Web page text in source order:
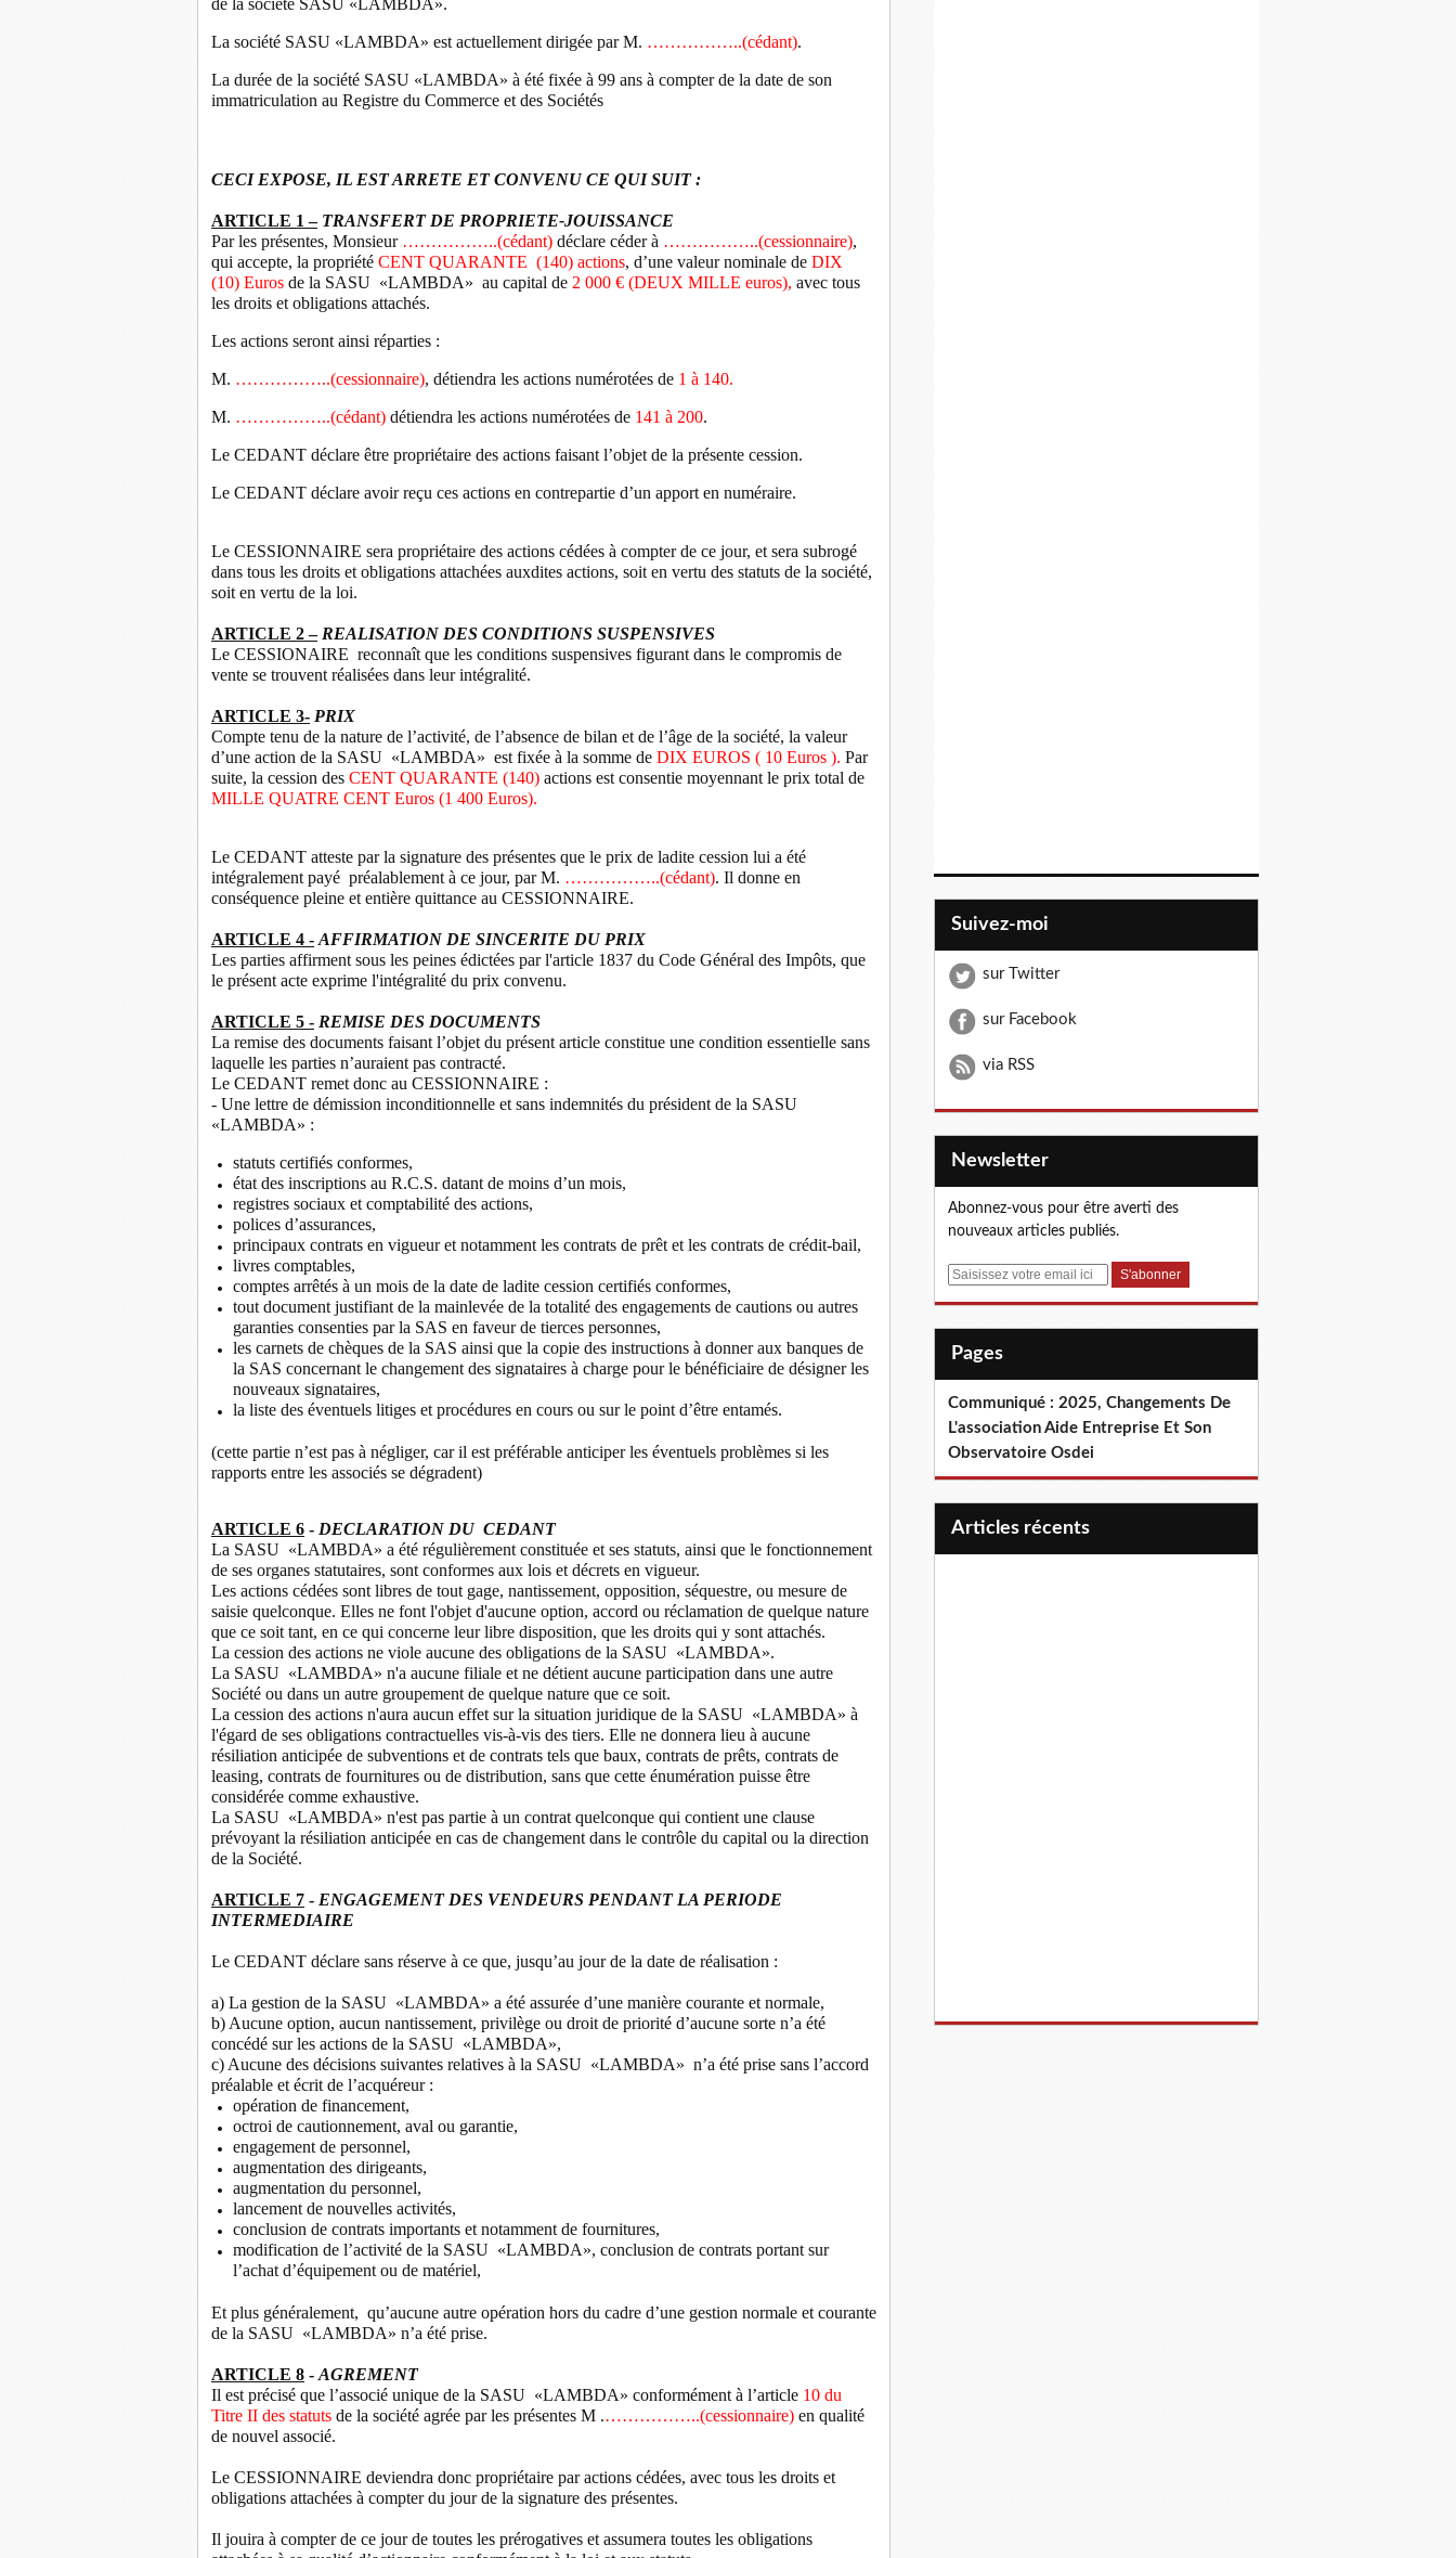
de la société SASU «LAMBDA».
La société SASU «LAMBDA» est actuellement dirigée par M. ……………..(cédant).
La durée de la société SASU «LAMBDA» à été fixée à 99 ans à compter de la date de son
immatriculation au Registre du Commerce et des Sociétés
CECI EXPOSE, IL EST ARRETE ET CONVENU CE QUI SUIT :
ARTICLE 1 – TRANSFERT DE PROPRIETE-JOUISSANCE
Par les présentes, Monsieur ……………..(cédant) déclare céder à ……………..(cessionnaire),
qui accepte, la propriété CENT QUARANTE (140) actions, d’une valeur nominale de DIX
(10) Euros de la SASU «LAMBDA» au capital de 2 000 € (DEUX MILLE euros), avec tous
les droits et obligations attachés.
Les actions seront ainsi réparties :
M. ……………..(cessionnaire), détiendra les actions numérotées de 1 à 140.
M. ……………..(cédant) détiendra les actions numérotées de 141 à 200.
Le CEDANT déclare être propriétaire des actions faisant l’objet de la présente cession.
Le CEDANT déclare avoir reçu ces actions en contrepartie d’un apport en numéraire.
Le CESSIONNAIRE sera propriétaire des actions cédées à compter de ce jour, et sera subrogé
dans tous les droits et obligations attachées auxdites actions, soit en vertu des statuts de la société,
soit en vertu de la loi.
ARTICLE 2 – REALISATION DES CONDITIONS SUSPENSIVES
Le CESSIONAIRE reconnaît que les conditions suspensives figurant dans le compromis de
vente se trouvent réalisées dans leur intégralité.
ARTICLE 3- PRIX
Compte tenu de la nature de l’activité, de l’absence de bilan et de l’âge de la société, la valeur
d’une action de la SASU «LAMBDA» est fixée à la somme de DIX EUROS ( 10 Euros ). Par
suite, la cession des CENT QUARANTE (140) actions est consentie moyennant le prix total de
MILLE QUATRE CENT Euros (1 400 Euros).
Le CEDANT atteste par la signature des présentes que le prix de ladite cession lui a été
intégralement payé préalablement à ce jour, par M. ……………..(cédant). Il donne en
conséquence pleine et entière quittance au CESSIONNAIRE.
ARTICLE 4 - AFFIRMATION DE SINCERITE DU PRIX
Les parties affirment sous les peines édictées par l'article 1837 du Code Général des Impôts, que
le présent acte exprime l'intégralité du prix convenu.
ARTICLE 5 - REMISE DES DOCUMENTS
La remise des documents faisant l’objet du présent article constitue une condition essentielle sans
laquelle les parties n’auraient pas contracté.
Le CEDANT remet donc au CESSIONNAIRE :
- Une lettre de démission inconditionnelle et sans indemnités du président de la SASU
«LAMBDA» :
statuts certifiés conformes,
état des inscriptions au R.C.S. datant de moins d’un mois,
registres sociaux et comptabilité des actions,
polices d’assurances,
principaux contrats en vigueur et notamment les contrats de prêt et les contrats de crédit-bail,
livres comptables,
comptes arrêtés à un mois de la date de ladite cession certifiés conformes,
tout document justifiant de la mainlevée de la totalité des engagements de cautions ou autres
garanties consenties par la SAS en faveur de tierces personnes,
les carnets de chèques de la SAS ainsi que la copie des instructions à donner aux banques de
la SAS concernant le changement des signataires à charge pour le bénéficiaire de désigner les
nouveaux signataires,
la liste des éventuels litiges et procédures en cours ou sur le point d’être entamés.
(cette partie n’est pas à négliger, car il est préférable anticiper les éventuels problèmes si les
rapports entre les associés se dégradent)
ARTICLE 6 - DECLARATION DU CEDANT
La SASU «LAMBDA» a été régulièrement constituée et ses statuts, ainsi que le fonctionnement
de ses organes statutaires, sont conformes aux lois et décrets en vigueur.
Les actions cédées sont libres de tout gage, nantissement, opposition, séquestre, ou mesure de
saisie quelconque. Elles ne font l'objet d'aucune option, accord ou réclamation de quelque nature
que ce soit tant, en ce qui concerne leur libre disposition, que les droits qui y sont attachés.
La cession des actions ne viole aucune des obligations de la SASU «LAMBDA».
La SASU «LAMBDA» n'a aucune filiale et ne détient aucune participation dans une autre
Société ou dans un autre groupement de quelque nature que ce soit.
La cession des actions n'aura aucun effet sur la situation juridique de la SASU «LAMBDA» à
l'égard de ses obligations contractuelles vis-à-vis des tiers. Elle ne donnera lieu à aucune
résiliation anticipée de subventions et de contrats tels que baux, contrats de prêts, contrats de
leasing, contrats de fournitures ou de distribution, sans que cette énumération puisse être
considérée comme exhaustive.
La SASU «LAMBDA» n'est pas partie à un contrat quelconque qui contient une clause
prévoyant la résiliation anticipée en cas de changement dans le contrôle du capital ou la direction
de la Société.
ARTICLE 7 - ENGAGEMENT DES VENDEURS PENDANT LA PERIODE
INTERMEDIAIRE
Le CEDANT déclare sans réserve à ce que, jusqu’au jour de la date de réalisation :
a) La gestion de la SASU «LAMBDA» a été assurée d’une manière courante et normale,
b) Aucune option, aucun nantissement, privilège ou droit de priorité d’aucune sorte n’a été
concédé sur les actions de la SASU «LAMBDA»,
c) Aucune des décisions suivantes relatives à la SASU «LAMBDA» n’a été prise sans l’accord
préalable et écrit de l’acquéreur :
opération de financement,
octroi de cautionnement, aval ou garantie,
engagement de personnel,
augmentation des dirigeants,
augmentation du personnel,
lancement de nouvelles activités,
conclusion de contrats importants et notamment de fournitures,
modification de l’activité de la SASU «LAMBDA», conclusion de contrats portant sur
l’achat d’équipement ou de matériel,
Et plus généralement, qu’aucune autre opération hors du cadre d’une gestion normale et courante
de la SASU «LAMBDA» n’a été prise.
ARTICLE 8 - AGREMENT
Il est précisé que l’associé unique de la SASU «LAMBDA» conformément à l’article 10 du
Titre II des statuts de la société agrée par les présentes M .……………..(cessionnaire) en qualité
de nouvel associé.
Le CESSIONNAIRE deviendra donc propriétaire par actions cédées, avec tous les droits et
obligations attachées à compter du jour de la signature des présentes.
Il jouira à compter de ce jour de toutes les prérogatives et assumera toutes les obligations
Suivez-moi
sur Twitter
sur Facebook
via RSS
Newsletter
Abonnez-vous pour être averti des
nouveaux articles publiés.
E
Pages
Communiqué : 2025, Changements De
L'association Aide Entreprise Et Son
Observatoire Osdei
articles récents